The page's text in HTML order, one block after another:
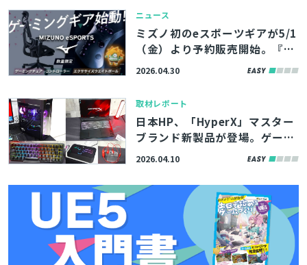
ニュース
ミズノ初のeスポーツギアが5/1
（金）より予約販売開始。『ス
ト6』コラボのゲーミングチェ
2026.04.30
取材レポート
日本HP、「HyperX」マスター
ブランド新製品が登場。ゲーミ
ングPC最上位機「OMEN MAX 4
ーボード「Origins 2 Pro」な
2026.04.10